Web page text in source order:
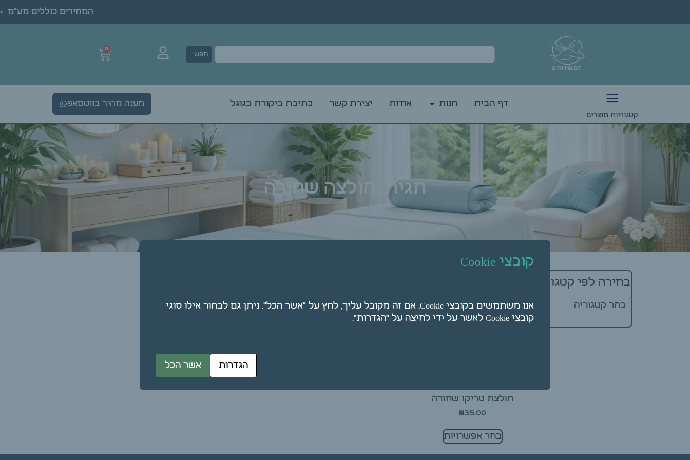
המחירים כוללים מע"מ •
חפש
0
מענה מהיר בווטסאפ
קטגוריות מוצרים
דף הבית חנות אודות יצירת קשר כתיבת ביקורת בגוגל
תגית: חולצה שחורה
בחירה לפי קטגוריה
בחר קטגוריה
מציג תוצאה אחת
חולצת טריקו שחורה
₪35.00
בחר אפשרויות
קובצי Cookie
אנו משתמשים בקובצי Cookie. אם זה מקובל עליך, לחץ על "אשר הכל". ניתן גם לבחור אילו סוגי
קובצי Cookie לאשר על ידי לחיצה על "הגדרות".
הגדרות אשר הכל